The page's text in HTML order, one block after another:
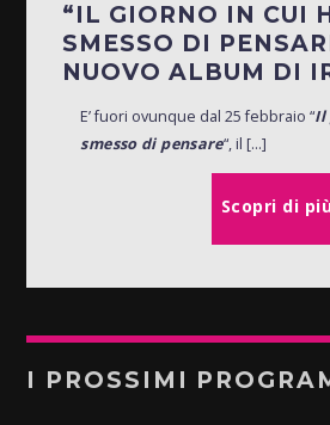
“IL GIORNO IN CUI
SMESSO DI
NUOVO ALBUM DI
E’ fuori ovunque dal 25 febbraio “Il
smesso di pensare“, il [...]
Scopri di
I PROSSIMI